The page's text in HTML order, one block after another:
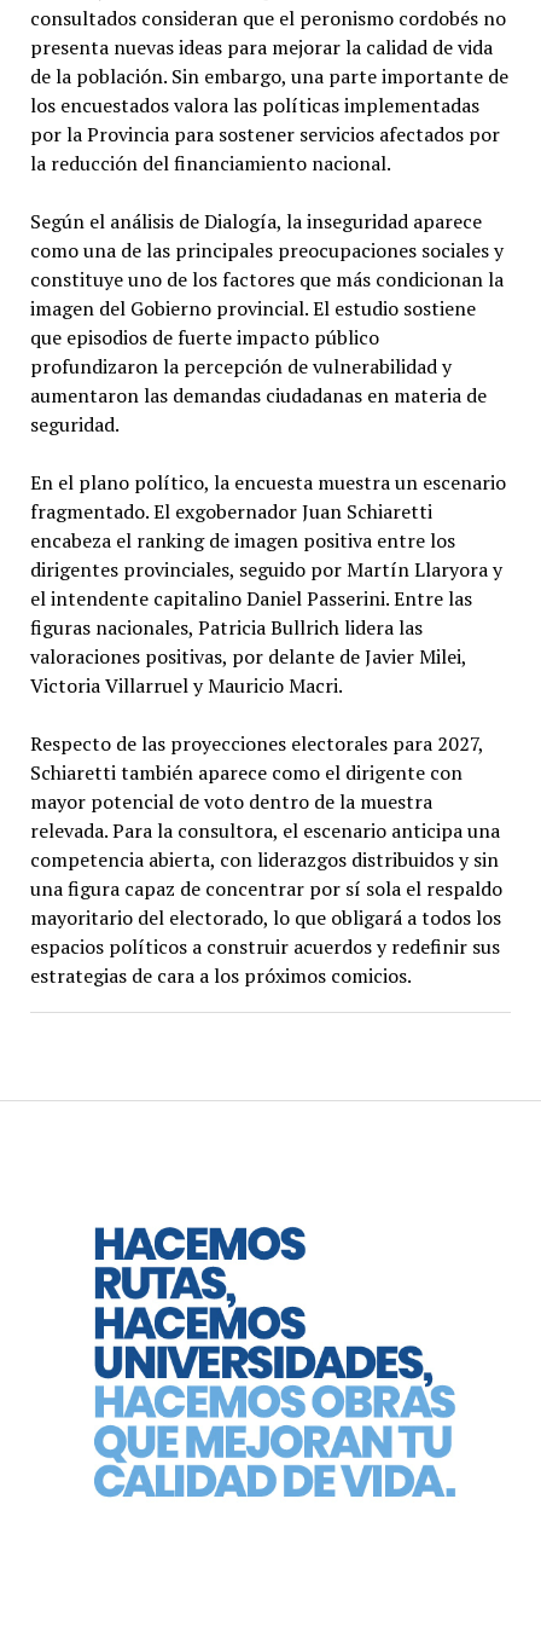
consultados consideran que el peronismo cordobés no
presenta nuevas ideas para mejorar la calidad de vida
de la población. Sin embargo, una parte importante de
los encuestados valora las políticas implementadas
por la Provincia para sostener servicios afectados por
la reducción del financiamiento nacional.
Según el análisis de Dialogía, la inseguridad aparece
como una de las principales preocupaciones sociales y
constituye uno de los factores que más condicionan la
imagen del Gobierno provincial. El estudio sostiene
que episodios de fuerte impacto público
profundizaron la percepción de vulnerabilidad y
aumentaron las demandas ciudadanas en materia de
seguridad.
En el plano político, la encuesta muestra un escenario
fragmentado. El exgobernador Juan Schiaretti
encabeza el ranking de imagen positiva entre los
dirigentes provinciales, seguido por Martín Llaryora y
el intendente capitalino Daniel Passerini. Entre las
figuras nacionales, Patricia Bullrich lidera las
valoraciones positivas, por delante de Javier Milei,
Victoria Villarruel y Mauricio Macri.
Respecto de las proyecciones electorales para 2027,
Schiaretti también aparece como el dirigente con
mayor potencial de voto dentro de la muestra
relevada. Para la consultora, el escenario anticipa una
competencia abierta, con liderazgos distribuidos y sin
una figura capaz de concentrar por sí sola el respaldo
mayoritario del electorado, lo que obligará a todos los
espacios políticos a construir acuerdos y redefinir sus
estrategias de cara a los próximos comicios.